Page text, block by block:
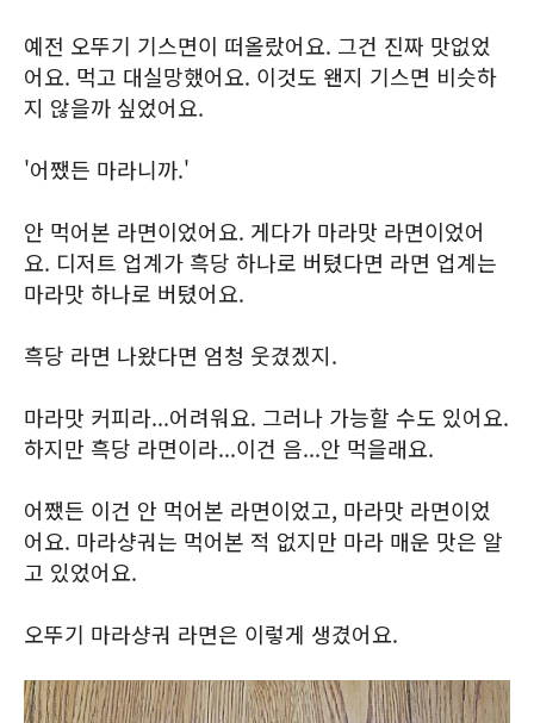
예전 오뚜기 기스면이 떠올랐어요. 그건 진짜 맛없었
어요. 먹고 대실망했어요. 이것도 왠지 기스면 비슷하
지 않을까 싶었어요.
'어쨌든 마라니까.'
안 먹어본 라면이었어요. 게다가 마라맛 라면이었어
요. 디저트 업계가 흑당 하나로 버텼다면 라면 업계는
마라맛 하나로 버텼어요.
흑당 라면 나왔다면 엄청 웃겼겠지.
마라맛 커피라...어려워요. 그러나 가능할 수도 있어요.
하지만 흑당 라면이라...이건 음...안 먹을래요.
어쨌든 이건 안 먹어본 라면이었고, 마라맛 라면이었
어요. 마라샹궈는 먹어본 적 없지만 마라 매운 맛은 알
고 있었어요.
오뚜기 마라샹궈 라면은 이렇게 생겼어요.